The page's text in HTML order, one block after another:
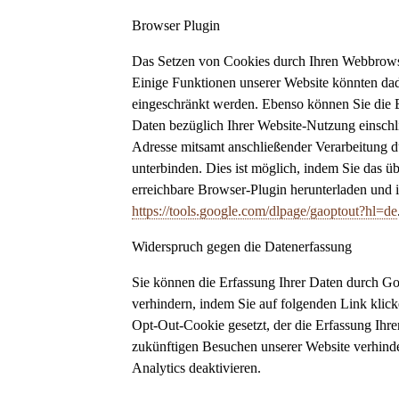
Browser Plugin
Das Setzen von Cookies durch Ihren
Einige Funktionen unserer Website könnten
eingeschränkt werden. Ebenso können Sie die
Daten bezüglich Ihrer Website-Nutzung
Adresse mitsamt anschließender Verarbeitung
unterbinden. Dies ist möglich, indem Sie das
erreichbare Browser-Plugin herunterladen und
https://tools.google.com/dlpage/gaoptout?hl=de
Widerspruch gegen die Datenerfassung
Sie können die Erfassung Ihrer Daten durch
verhindern, indem Sie auf folgenden Link
Opt-Out-Cookie gesetzt, der die Erfassung
zukünftigen Besuchen unserer Website
Analytics deaktivieren.